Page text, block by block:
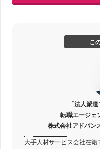
こ
「法人派
転職エージェ
株式会社アドバン
大手人材サービス会社在籍